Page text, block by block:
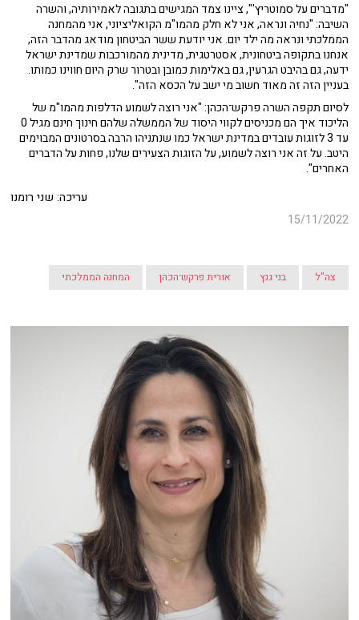
"מדברים על סמוטריץ'", ציינו צמד המגישים בתגובה לאמירותיה, והשרה
השיבה: "נחיה ונראה, אני לא חלק מהמו"מ הקואליציוני, אני מהמחנה
הממלכתי ונראה מה ילד יום. אני יודעת ששר הביטחון מודאג מהדבר הזה,
אנחנו בתקופה ביטחונית, אסטרטגית, מדינית מהמורכבות שמדינת ישראל
ידעה, גם בהיבט הגרעין, גם באלימות כמובן ובטרור שרק היום חווינו כמותו.
בעניין הזה זה מאוד חשוב מי ישב על הכסא הזה".
לסיום תקפה השרה פרקש־הכהן: "אני רוצה לשמוע הדלפות מהמו"מ של
הליכוד איך הם מכניסים לקווי היסוד של הממשלה שלהם חינוך חינם מגיל 0
עד 3 לזוגות עובדים במדינת ישראל כמו שנתניהו הרבה בסרטונים המבוימים
היטב. על זה אני רוצה לשמוע, על הזוגות הצעירים שלנו, פחות על הדברים
האחרים".
עריכה: שני רומנו
15/11/2022
צה"ל בני גנץ אורית פרקש־הכהן המחנה הממלכתי